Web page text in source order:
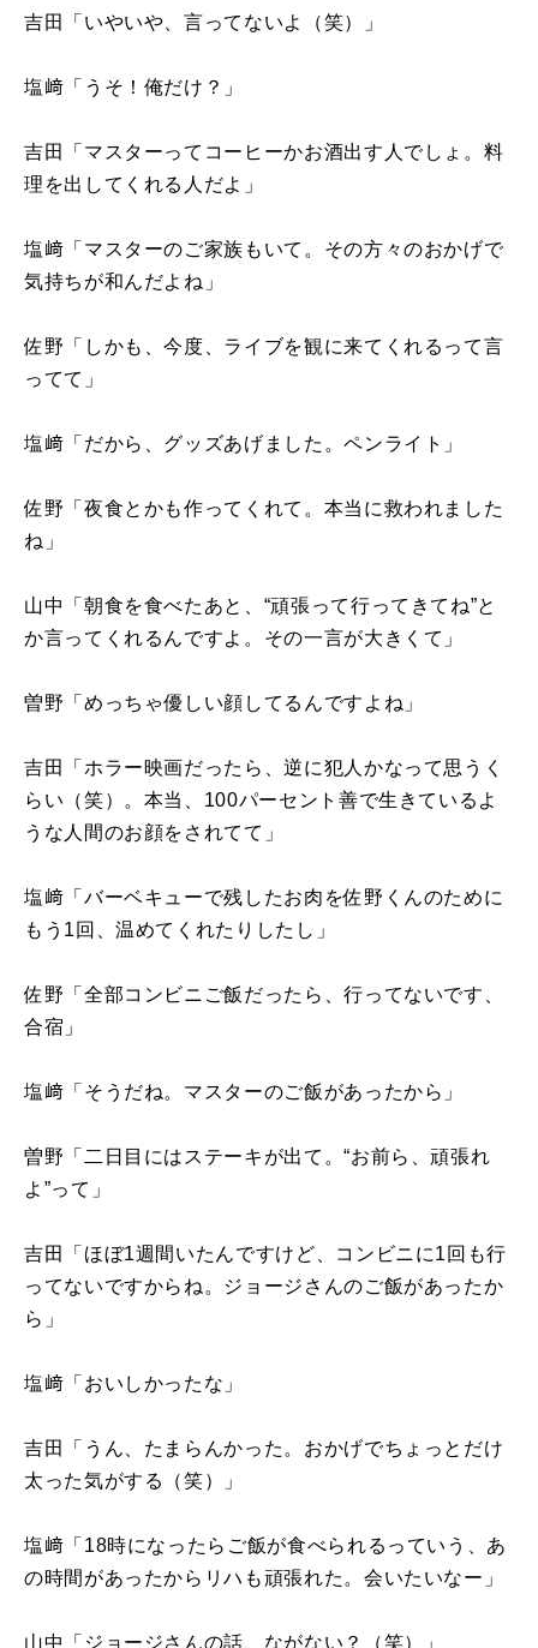
吉田「いやいや、言ってないよ（笑）」
塩﨑「うそ！俺だけ？」
吉田「マスターってコーヒーかお酒出す人でしょ。料
理を出してくれる人だよ」
塩﨑「マスターのご家族もいて。その方々のおかげで
気持ちが和んだよね」
佐野「しかも、今度、ライブを観に来てくれるって言
ってて」
塩﨑「だから、グッズあげました。ペンライト」
佐野「夜食とかも作ってくれて。本当に救われました
ね」
山中「朝食を食べたあと、“頑張って行ってきてね”と
か言ってくれるんですよ。その一言が大きくて」
曽野「めっちゃ優しい顔してるんですよね」
吉田「ホラー映画だったら、逆に犯人かなって思うく
らい（笑）。本当、100パーセント善で生きているよ
うな人間のお顔をされてて」
塩﨑「バーベキューで残したお肉を佐野くんのために
もう1回、温めてくれたりしたし」
佐野「全部コンビニご飯だったら、行ってないです、
合宿」
塩﨑「そうだね。マスターのご飯があったから」
曽野「二日目にはステーキが出て。“お前ら、頑張れ
よ”って」
吉田「ほぼ1週間いたんですけど、コンビニに1回も行
ってないですからね。ジョージさんのご飯があったか
ら」
塩﨑「おいしかったな」
吉田「うん、たまらんかった。おかげでちょっとだけ
太った気がする（笑）」
塩﨑「18時になったらご飯が食べられるっていう、あ
の時間があったからリハも頑張れた。会いたいなー」
山中「ジョージさんの話、ながない？（笑）」